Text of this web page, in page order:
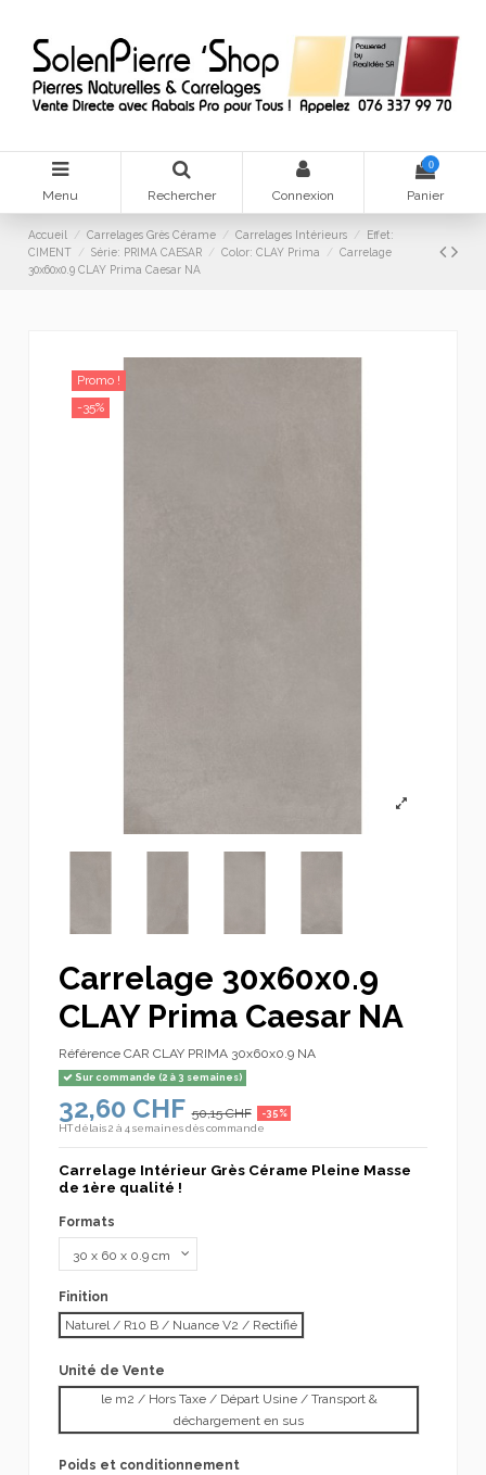
Menu Rechercher Connexion
0
Panier
Accueil Carrelages Grès Cérame Carrelages Intérieurs
Effet:
CIMENT
Série: PRIMA CAESAR Color: CLAY Prima
Carrelage
30x60x0.9 CLAY Prima Caesar NA
Promo !
-35%
Carrelage 30x60x0.9
CLAY Prima Caesar NA
Référence CAR CLAY PRIMA 30x60x0.9 NA
Sur commande (2 à 3 semaines)
32,60 CHF 50,15 CHF -35%
HTdélais 2 à 4 semaines dès commande
Carrelage Intérieur Grès Cérame Pleine Masse
de 1ère qualité !
Formats
Finition
Naturel / R10 B / Nuance V2 / Rectifié
Unité de Vente
le m2 / Hors Taxe / Départ Usine / Transport &
déchargement en sus
Poids et conditionnement